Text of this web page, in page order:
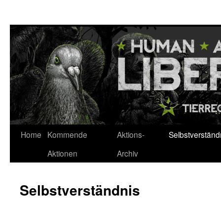
springen
Home
Kommende
Aktionen
Aktions-
Archiv
Selbstverständnis